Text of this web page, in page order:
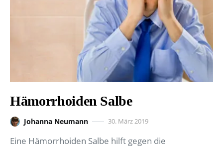
Hämorrhoiden Salbe
Johanna Neumann 30. März 2019
Eine Hämorrhoiden Salbe hilft gegen die